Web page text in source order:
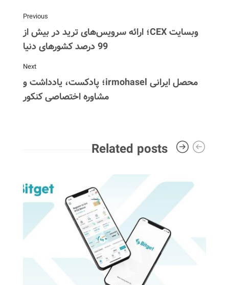
Previous
وبسایت CEX؛ ارائه سرویس‌های ترید در بیش از
99 درصد کشورهای دنیا
Next
محصل ایرانی irmohasel؛ پادکست، یادداشت و
مشاوره اختصاصی کنکور
Related posts